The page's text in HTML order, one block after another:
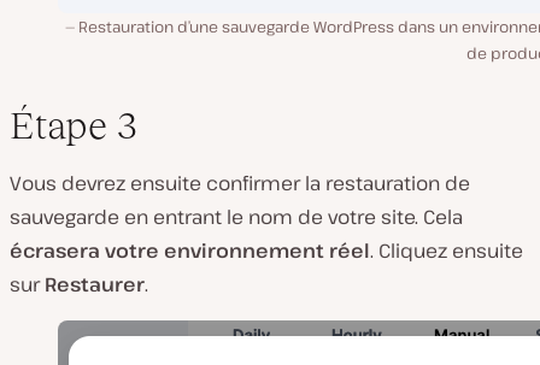
Restauration d’une sauvegarde WordPress dans un
de
Étape 3
Vous devrez ensuite confirmer la restauration de
sauvegarde en entrant le nom de votre site. Cela
écrasera votre environnement réel. Cliquez ensuite
surRestaurer.